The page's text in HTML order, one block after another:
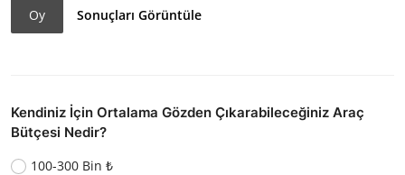
Oy Sonuçları Görüntüle
Kendiniz İçin Ortalama Gözden Çıkarabileceğiniz Araç
Bütçesi Nedir?
100-300 Bin ₺